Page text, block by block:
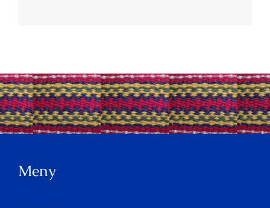
Meny